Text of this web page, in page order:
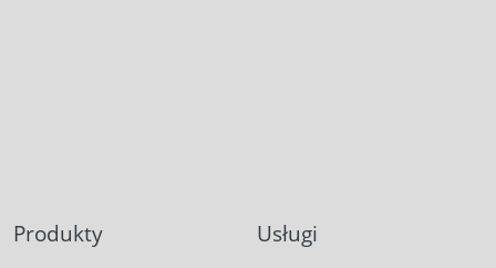
Produkty Usługi